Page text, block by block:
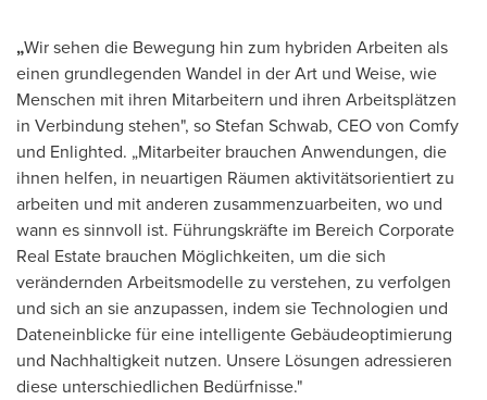
„Wir sehen die Bewegung hin zum hybriden Arbeiten als
einen grundlegenden Wandel in der Art und Weise, wie
Menschen mit ihren Mitarbeitern und ihren Arbeitsplätzen
in Verbindung stehen", soStefan Schwab, CEOvon Comfy
und Enlighted. „Mitarbeiter brauchen Anwendungen, die
ihnen helfen, in neuartigen Räumen aktivitätsorientiert zu
arbeiten und mit anderen zusammenzuarbeiten, wo und
wann es sinnvoll ist. Führungskräfte im Bereich Corporate
Real Estate brauchen Möglichkeiten, um die sich
verändernden Arbeitsmodelle zu verstehen, zu verfolgen
und sich an sie anzupassen, indem sie Technologien und
Dateneinblicke für eine intelligente Gebäudeoptimierung
und Nachhaltigkeit nutzen. Unsere Lösungen adressieren
diese unterschiedlichen Bedürfnisse."